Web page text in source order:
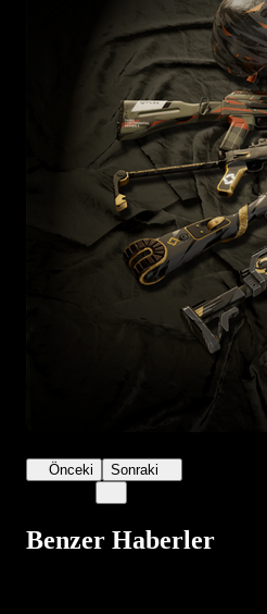
Önceki Sonraki
Benzer Haberler